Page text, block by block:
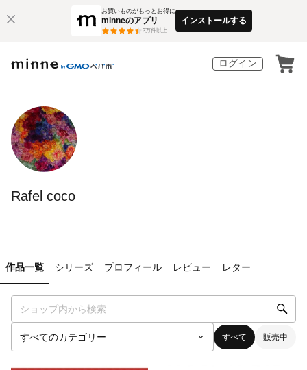
お買いものがもっとお得に
minneのアプリ
3万件以上
インストールする
ログイン
Rafel coco
作品一覧 シリーズ プロフィール レビュー レター
すべて 販売中